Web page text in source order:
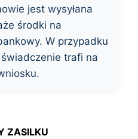
jest wysyłana
środki na
W przypadku
trafi na
ZASILKU